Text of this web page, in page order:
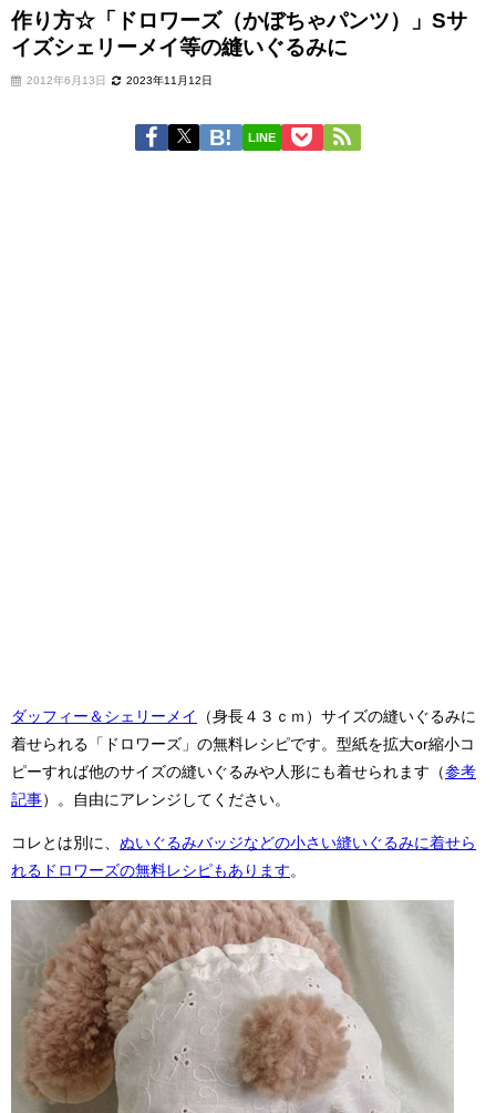
作り方☆「ドロワーズ（かぼちゃパンツ）」Sサ
イズシェリーメイ等の縫いぐるみに
2012年6月13日 2023年11月12日
LINE
ダッフィー＆シェリーメイ
（身長４３ｃｍ）サイズの縫いぐるみに
着せられる「ドロワーズ」の無料レシピです。型紙を拡大or縮小コ
ピーすれば他のサイズの縫いぐるみや人形にも着せられます（参考
記事）。自由にアレンジしてください。
コレとは別に、 ぬいぐるみバッジなどの小さい縫いぐるみに着せら
れるドロワーズの無料レシピもあります 。